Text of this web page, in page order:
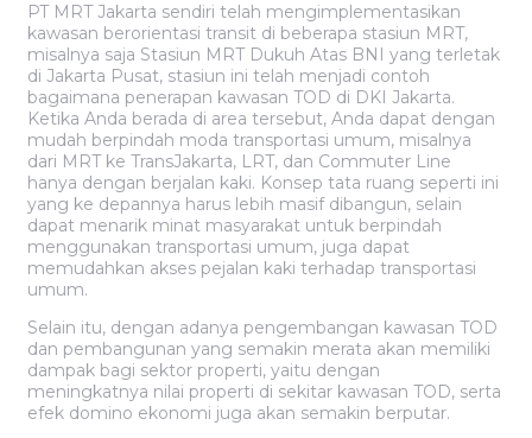
PT MRT Jakarta sendiri telah mengimplementasikan
kawasan berorientasi transit di beberapa stasiun MRT,
misalnya saja Stasiun MRT Dukuh Atas BNI yang terletak
di Jakarta Pusat, stasiun ini telah menjadi contoh
bagaimana penerapan kawasan TOD di DKI Jakarta.
Ketika Anda berada di area tersebut, Anda dapat dengan
mudah berpindah moda transportasi umum, misalnya
dari MRT ke TransJakarta, LRT, dan Commuter Line
hanya dengan berjalan kaki. Konsep tata ruang seperti ini
yang ke depannya harus lebih masif dibangun, selain
dapat menarik minat masyarakat untuk berpindah
menggunakan transportasi umum, juga dapat
memudahkan akses pejalan kaki terhadap transportasi
umum.
Selain itu, dengan adanya pengembangan kawasan TOD
dan pembangunan yang semakin merata akan memiliki
dampak bagi sektor properti, yaitu dengan
meningkatnya nilai properti di sekitar kawasan TOD, serta
efek domino ekonomi juga akan semakin berputar.